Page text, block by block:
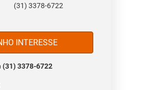
(31) 3378-6722
TENHO INTERESSE
(31) 3378-6722